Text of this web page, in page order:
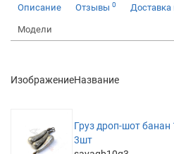
Описание Отзывы 0 Доставка
Модели
ИзображениеНазвание
Груз дроп-шот банан
3шт